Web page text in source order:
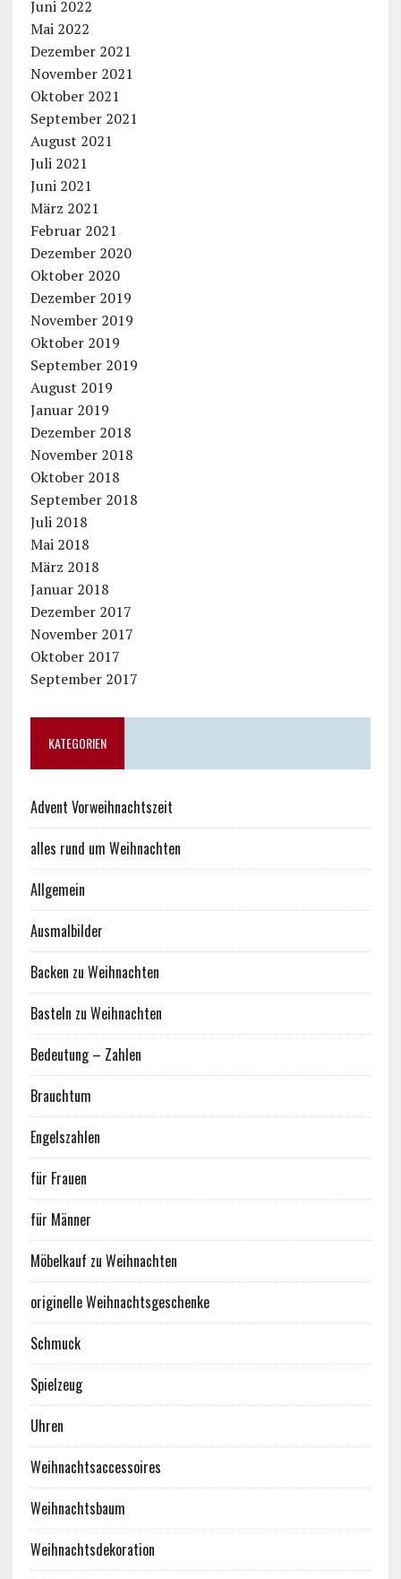
Juni 2022
Mai 2022
Dezember 2021
November 2021
Oktober 2021
September 2021
August 2021
Juli 2021
Juni 2021
März 2021
Februar 2021
Dezember 2020
Oktober 2020
Dezember 2019
November 2019
Oktober 2019
September 2019
August 2019
Januar 2019
Dezember 2018
November 2018
Oktober 2018
September 2018
Juli 2018
Mai 2018
März 2018
Januar 2018
Dezember 2017
November 2017
Oktober 2017
September 2017
KATEGORIEN
Advent Vorweihnachtszeit
alles rund um Weihnachten
Allgemein
Ausmalbilder
Backen zu Weihnachten
Basteln zu Weihnachten
Bedeutung – Zahlen
Brauchtum
Engelszahlen
für Frauen
für Männer
Möbelkauf zu Weihnachten
originelle Weihnachtsgeschenke
Schmuck
Spielzeug
Uhren
Weihnachtsaccessoires
Weihnachtsbaum
Weihnachtsdekoration